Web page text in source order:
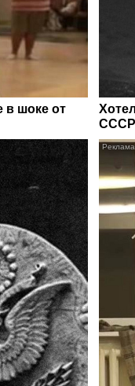
в шоке от
СССР